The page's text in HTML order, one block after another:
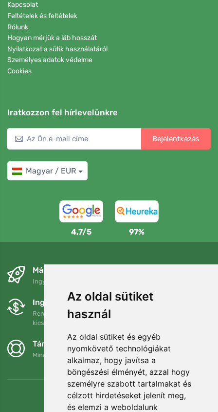
Az oldal sütiket
használ
Az oldal sütiket és egyéb
nyomkövető technológiákat
alkalmaz, hogy javítsa a
böngészési élményét, azzal hogy
személyre szabott tartalmakat és
célzott hirdetéseket jelenít meg,
és elemzi a weboldalunk
Kapcsolat
Feltételek és feltételek
Rólunk
Hogyan mérjük a láb hosszát
Nyilatkozat a sütik használatáról
Személyes adatok védelme
Cookies
Iratkozzon fel hírlevelünkre
Bejelentkezés
Magyar / EUR
4,7/5 97%
Másnapra és ingyenesen
Ingyenes szállítás a következő összeg felett: 80 EUR
Ingyenes csere és visszaküldés
Rendelését 90 napon belül bármikor visszaküldheti vagy
kicserélheti.
Támogatjuk a Trees.org-ot
Minden megrendelésért ültetünk egy fát! Bővebben